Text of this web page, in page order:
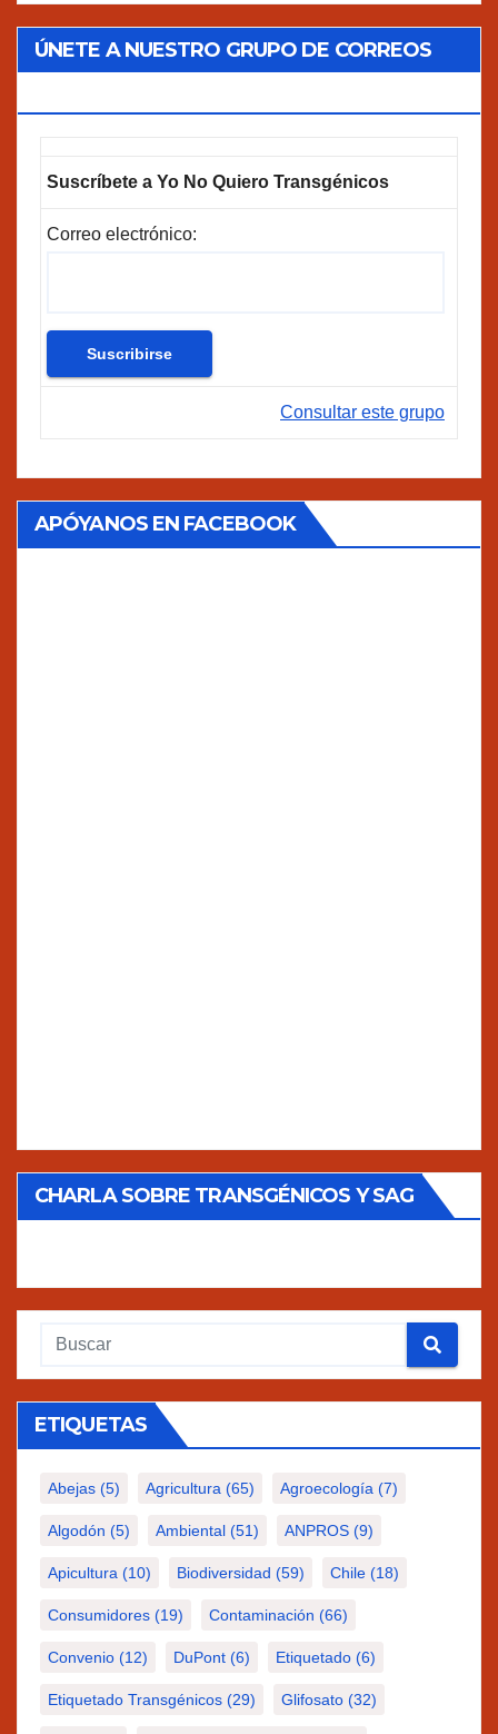
ÚNETE A NUESTRO GRUPO DE CORREOS
Suscríbete a Yo No Quiero Transgénicos
Correo electrónico:
Consultar este grupo
APÓYANOS EN FACEBOOK
CHARLA SOBRE TRANSGÉNICOS Y SAG
ETIQUETAS
Abejas (5) Agricultura (65) Agroecología (7)
Algodón (5) Ambiental (51) ANPROS (9)
Apicultura (10) Biodiversidad (59) Chile (18)
Consumidores (19) Contaminación (66)
Convenio (12) DuPont (6) Etiquetado (6)
Etiquetado Transgénicos (29) Glifosato (32)